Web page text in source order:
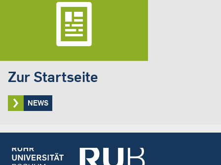
Zur Startseite
NEWS